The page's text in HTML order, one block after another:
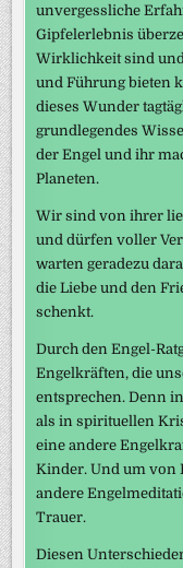
unvergessliche
Gipfelerlebnis
Wirklichkeit sind
und Führung bieten
dieses Wunder
grundlegendes
der Engel und ihr
Planeten.
Wir sind von ihrer
und dürfen voller
warten geradezu
die Liebe und den
schenkt.
Durch den Engel-
Engelkräften, die
entsprechen. Denn
als in spirituellen
eine andere
Kinder. Und um von
andere
Trauer.
Diesen